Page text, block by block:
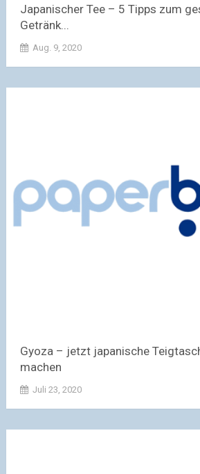
Japanischer Tee – 5 Tipps zum
Getränk...
Aug. 9, 2020
Gyoza – jetzt japanische
machen
Juli 23, 2020